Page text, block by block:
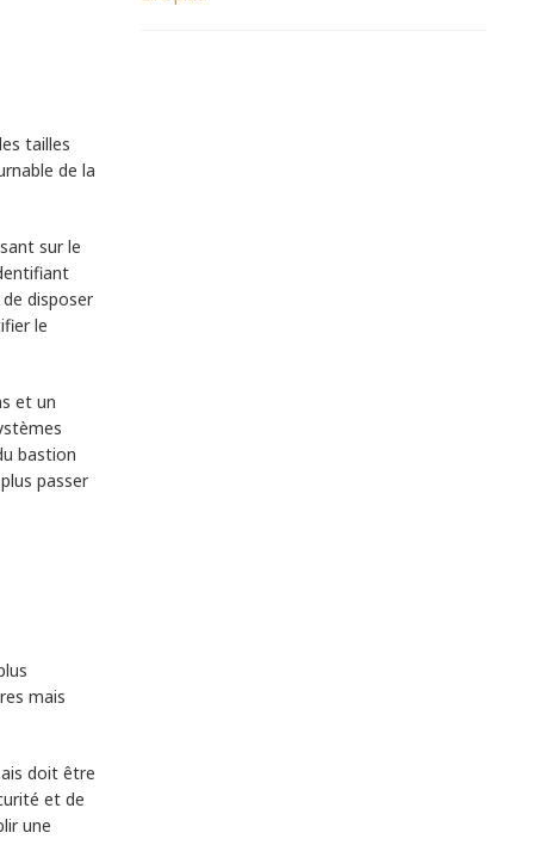
tailles
de la
sur le
disposer
le
et un
bastion
passer
mais
doit être
et de
une